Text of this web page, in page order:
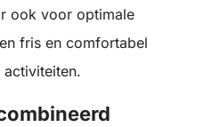
ook voor optimale
fris en comfortabel